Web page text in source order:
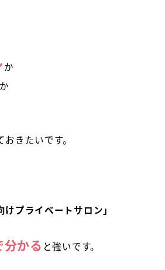
か
きたいです。
けプライベートサロン」
分かる と強いです。